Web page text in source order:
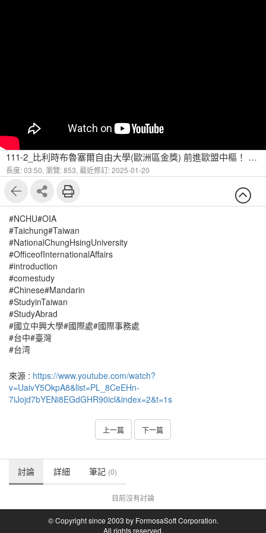
111-2_比利時布魯塞爾自由大學(歐洲區金獎) 前進歐盟中樞！ Vincent JIA
長度: 03:50, 瀏覽: 853, 最近修訂: 2025-01-20
#NCHU#OIA
#Taichung#Taiwan
#NationalChungHsingUniversity
#OfficeofInternationalAffairs
#introduction
#comestudy
#Chinese#Mandarin
#StudyinTaiwan
#StudyAbrad
#國立中興大學#國際處#國際事務處
#台中#臺灣
#台湾
來源 : https://www.youtube.com/watch?
v=UaivY5OkpA8&list=PL_8CeEHn-
7iJojd7bYENi8EGdGHR90icl&index=2&t=1s
上一篇 下一篇
討論 詳細 筆記 (0)
目前沒有討論
© Copyright since 2003 by FormosaSoft Corporation.
All rights reserved.